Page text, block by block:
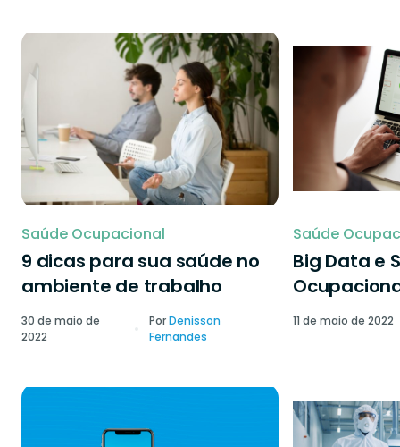
Saúde Ocupacional
9 dicas para sua saúde no
ambiente de trabalho
30 de maio de
2022
PorDenisson
Fernandes
Saúde
Big Data e
11 de maio de 2022